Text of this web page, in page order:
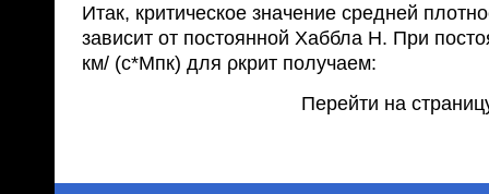
Итак, критическое значение средней
зависит от постоянной Хаббла Н. При
км/ (с*Мпк) для ρкрит получаем:
Перейти на